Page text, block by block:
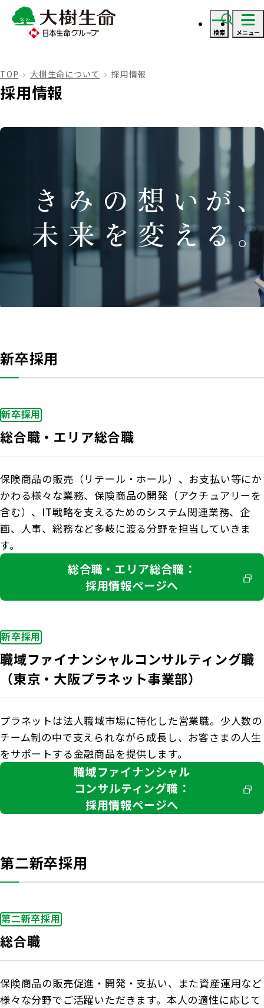
検索 メニュー
お手続きのご案内
保険金・給付金のお支払いについて
契約内容の確認・変更
保険料の払込み・貸付金のご返済
その他のお手続き
ご契約者さま向けサービス
外貨建保険の円換算レートについて
諸利率のお知らせ
せ」について
生命保険料控除制度について
保険をご検討のお客さま
保険をご検討のお客さま トップ
商品を選ぶ
探してみよう！あなたにぴったりな保険
生命保険について知る
法人のお客さま
法人のお客さま トップ
各都道府県中小企業団体中央会の会員の
福利厚生制度関連
ガイドブック「団体保険における保険金・給付金
のご請求手続きとお支払いについて」
大樹 企業保険ダイレクトシステム（団体保険の
団体年金制度関連
団体年金制度
確定給付企業年金オンラインサービス（CPBS）
企業年金の事務再委託先変更について（契約者さ
企業保険特別勘定運用実績照会サービス
知る・楽しむ
大樹生命ブログ
公的保障試算ツール
相続税シミュレーション
教育費シミュレーター
健康について知る
長生き診断
認知症について知る
大樹の認知症サポートサービス
認知症コラム
認知機能チェック
今月の九星マネー占い
大樹らいふ倶楽部紹介
大樹生命について トップ
会社情報
業績案内
お客さま本位の業務運営
サステナビリティ経営
機関投資家としての役割
大樹生命 CM紹介
よくある質問
TOP 大樹生命について 採用情報
採用情報
新卒採用
新卒採用
総合職・エリア総合職
保険商品の販売（リテール・ホール）、お支払い等にか
かわる様々な業務、保険商品の開発（アクチュアリーを
含む）、IT戦略を支えるためのシステム関連業務、企
画、人事、総務など多岐に渡る分野を担当していきま
す。
総合職・エリア総合職：
採用情報ページへ
新卒採用
職域ファイナンシャルコンサルティング職
（東京・大阪プラネット事業部）
プラネットは法人職域市場に特化した営業職。少人数の
チーム制の中で支えられながら成長し、お客さまの人生
をサポートする金融商品を提供します。
職域ファイナンシャル
コンサルティング職：
採用情報ページへ
第二新卒採用
第二新卒採用
総合職
保険商品の販売促進・開発・支払い、また資産運用など
様々な分野でご活躍いただきます。本人の適性に応じて